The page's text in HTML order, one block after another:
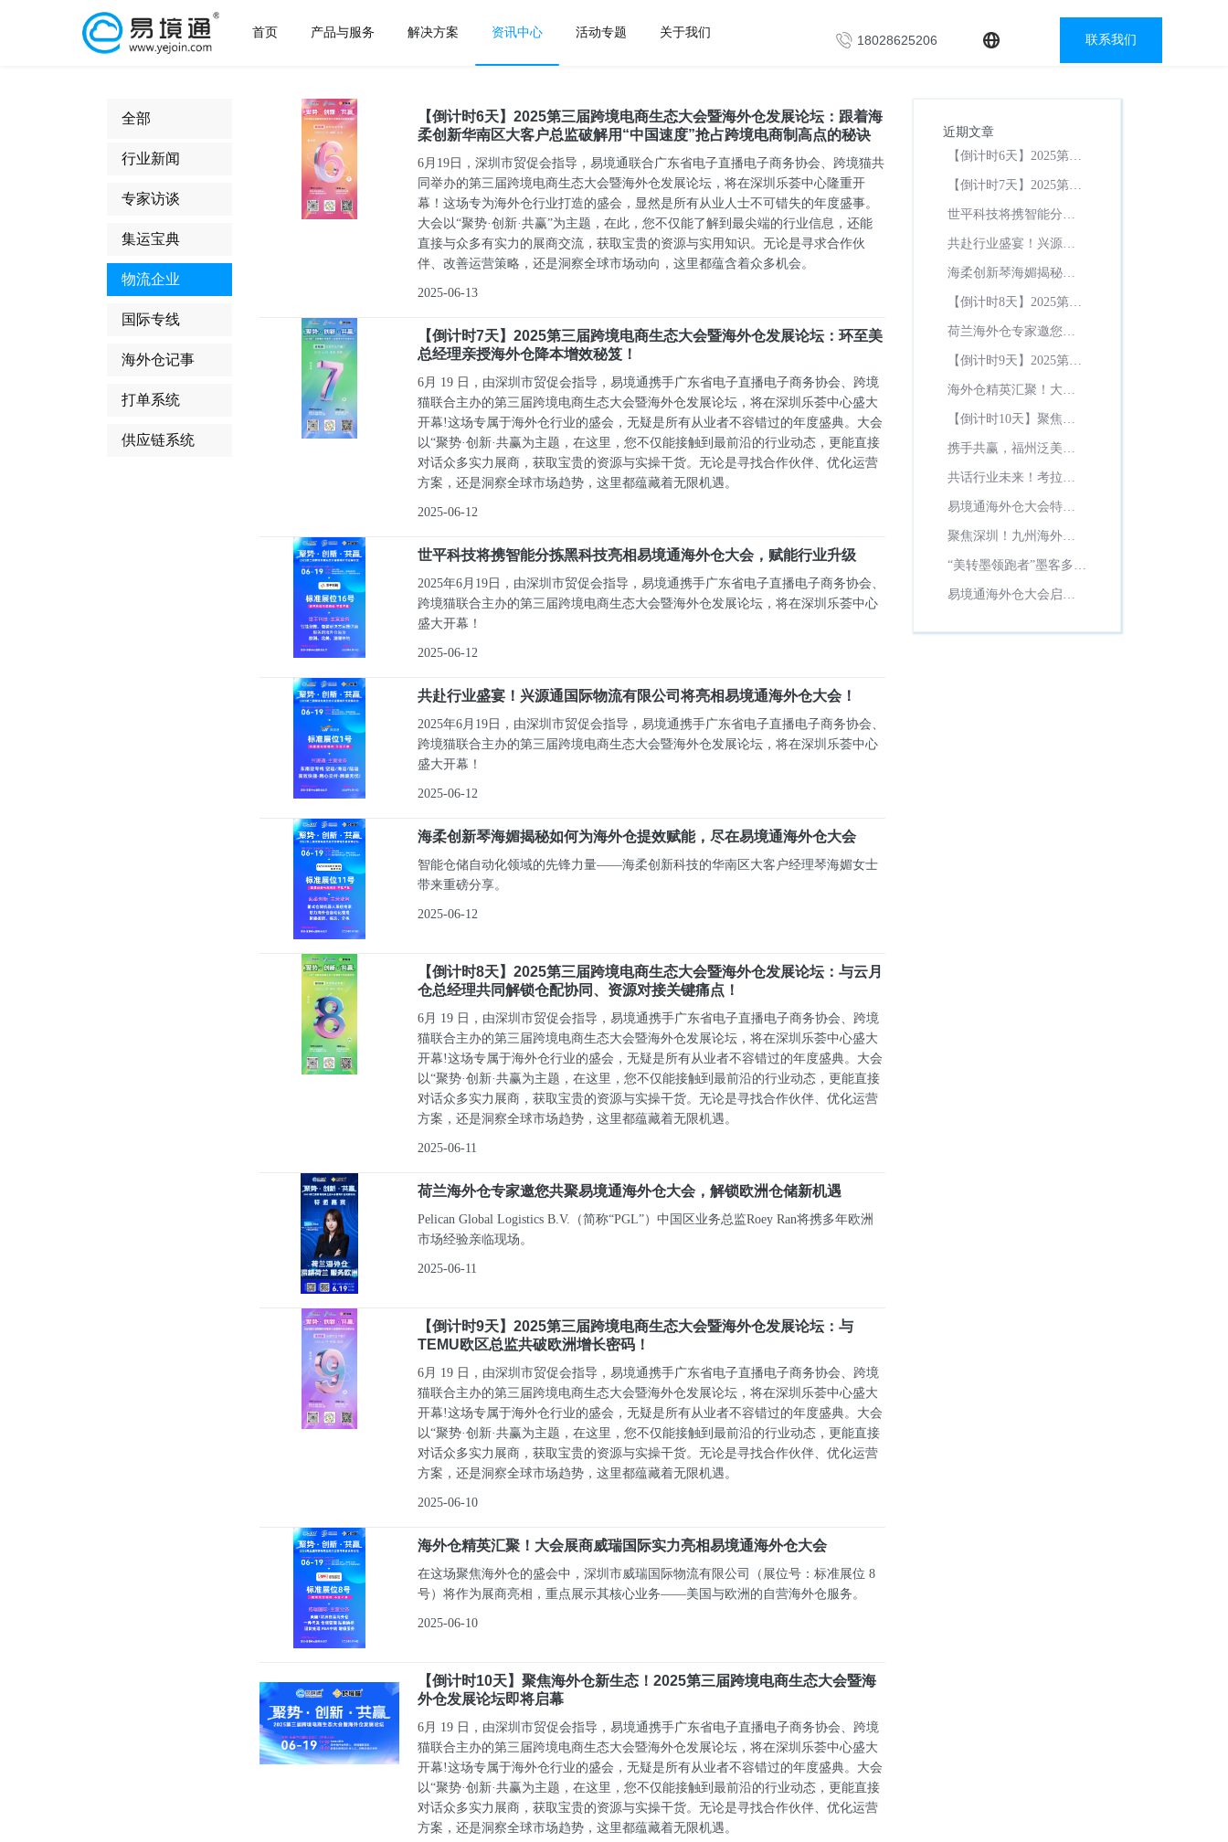
首页 产品与服务 解决方案 资讯中心 活动专题 关于我们
18028625206 联系我们
全部
行业新闻
专家访谈
集运宝典
物流企业
国际专线
海外仓记事
打单系统
供应链系统
【倒计时6天】2025第三届跨境电商生态大会暨海外仓发展论坛：跟着海
柔创新华南区大客户总监破解用“中国速度”抢占跨境电商制高点的秘诀
6月19日，深圳市贸促会指导，易境通联合广东省电子直播电子商务协会、跨境猫共
同举办的第三届跨境电商生态大会暨海外仓发展论坛，将在深圳乐荟中心隆重开
幕！这场专为海外仓行业打造的盛会，显然是所有从业人士不可错失的年度盛事。
大会以“聚势·创新·共赢”为主题，在此，您不仅能了解到最尖端的行业信息，还能
直接与众多有实力的展商交流，获取宝贵的资源与实用知识。无论是寻求合作伙
伴、改善运营策略，还是洞察全球市场动向，这里都蕴含着众多机会。
2025-06-13
【倒计时7天】2025第三届跨境电商生态大会暨海外仓发展论坛：环至美
总经理亲授海外仓降本增效秘笈！
6月 19 日，由深圳市贸促会指导，易境通携手广东省电子直播电子商务协会、跨境
猫联合主办的第三届跨境电商生态大会暨海外仓发展论坛，将在深圳乐荟中心盛大
开幕!这场专属于海外仓行业的盛会，无疑是所有从业者不容错过的年度盛典。大会
以“聚势·创新·共赢为主题，在这里，您不仅能接触到最前沿的行业动态，更能直接
对话众多实力展商，获取宝贵的资源与实操干货。无论是寻找合作伙伴、优化运营
方案，还是洞察全球市场趋势，这里都蕴藏着无限机遇。
2025-06-12
世平科技将携智能分拣黑科技亮相易境通海外仓大会，赋能行业升级
2025年6月19日，由深圳市贸促会指导，易境通携手广东省电子直播电子商务协会、
跨境猫联合主办的第三届跨境电商生态大会暨海外仓发展论坛，将在深圳乐荟中心
盛大开幕！
2025-06-12
共赴行业盛宴！兴源通国际物流有限公司将亮相易境通海外仓大会！
2025年6月19日，由深圳市贸促会指导，易境通携手广东省电子直播电子商务协会、
跨境猫联合主办的第三届跨境电商生态大会暨海外仓发展论坛，将在深圳乐荟中心
盛大开幕！
2025-06-12
海柔创新琴海媚揭秘如何为海外仓提效赋能，尽在易境通海外仓大会
智能仓储自动化领域的先锋力量——海柔创新科技的华南区大客户经理琴海媚女士
带来重磅分享。
2025-06-12
【倒计时8天】2025第三届跨境电商生态大会暨海外仓发展论坛：与云月
仓总经理共同解锁仓配协同、资源对接关键痛点！
6月 19 日，由深圳市贸促会指导，易境通携手广东省电子直播电子商务协会、跨境
猫联合主办的第三届跨境电商生态大会暨海外仓发展论坛，将在深圳乐荟中心盛大
开幕!这场专属于海外仓行业的盛会，无疑是所有从业者不容错过的年度盛典。大会
以“聚势·创新·共赢为主题，在这里，您不仅能接触到最前沿的行业动态，更能直接
对话众多实力展商，获取宝贵的资源与实操干货。无论是寻找合作伙伴、优化运营
方案，还是洞察全球市场趋势，这里都蕴藏着无限机遇。
2025-06-11
荷兰海外仓专家邀您共聚易境通海外仓大会，解锁欧洲仓储新机遇
Pelican Global Logistics B.V.（简称“PGL”）中国区业务总监Roey Ran将携多年欧洲
市场经验亲临现场。
2025-06-11
【倒计时9天】2025第三届跨境电商生态大会暨海外仓发展论坛：与
TEMU欧区总监共破欧洲增长密码！
6月 19 日，由深圳市贸促会指导，易境通携手广东省电子直播电子商务协会、跨境
猫联合主办的第三届跨境电商生态大会暨海外仓发展论坛，将在深圳乐荟中心盛大
开幕!这场专属于海外仓行业的盛会，无疑是所有从业者不容错过的年度盛典。大会
以“聚势·创新·共赢为主题，在这里，您不仅能接触到最前沿的行业动态，更能直接
对话众多实力展商，获取宝贵的资源与实操干货。无论是寻找合作伙伴、优化运营
方案，还是洞察全球市场趋势，这里都蕴藏着无限机遇。
2025-06-10
海外仓精英汇聚！大会展商威瑞国际实力亮相易境通海外仓大会
在这场聚焦海外仓的盛会中，深圳市威瑞国际物流有限公司（展位号：标准展位 8
号）将作为展商亮相，重点展示其核心业务——美国与欧洲的自营海外仓服务。
2025-06-10
【倒计时10天】聚焦海外仓新生态！2025第三届跨境电商生态大会暨海
外仓发展论坛即将启幕
6月 19 日，由深圳市贸促会指导，易境通携手广东省电子直播电子商务协会、跨境
猫联合主办的第三届跨境电商生态大会暨海外仓发展论坛，将在深圳乐荟中心盛大
开幕!这场专属于海外仓行业的盛会，无疑是所有从业者不容错过的年度盛典。大会
以“聚势·创新·共赢为主题，在这里，您不仅能接触到最前沿的行业动态，更能直接
对话众多实力展商，获取宝贵的资源与实操干货。无论是寻找合作伙伴、优化运营
方案，还是洞察全球市场趋势，这里都蕴藏着无限机遇。
近期文章
【倒计时6天】2025第三
届跨境电商生态大会暨
海柔创新华南区大客户
总监破解用“中国速度”抢
诀
【倒计时7天】2025第三
届跨境电商生态大会暨
美总经理亲授海外仓降
本增效秘笈！
世平科技将携智能分拣
黑科技亮相易境通海外
共赴行业盛宴！兴源通
国际物流有限公司将亮
海柔创新琴海媚揭秘如
何为海外仓提效赋能，
【倒计时8天】2025第三
届跨境电商生态大会暨
月仓总经理共同解锁仓
配协同、资源对接关键
荷兰海外仓专家邀您共
聚易境通海外仓大会，
【倒计时9天】2025第三
届跨境电商生态大会暨
TEMU欧区总监共破欧洲
增长密码！
海外仓精英汇聚！大会
展商威瑞国际实力亮相
【倒计时10天】聚焦海
外仓新生态！2025第三
海外仓发展论坛即将启
幕
携手共赢，福州泛美达
供应链陈震宁受邀出席
共话行业未来！考拉供
应链总经理柯凌峰受邀
会！
易境通海外仓大会特邀
嘉宾：新邮海外仓宋晓
聚焦深圳！九州海外仓
总经理廖栩骏将亮相易
“美转墨领跑者”墨客多及
总经理洪金超将亮相易
易境通海外仓大会启幕
理刘保健将受邀出席！